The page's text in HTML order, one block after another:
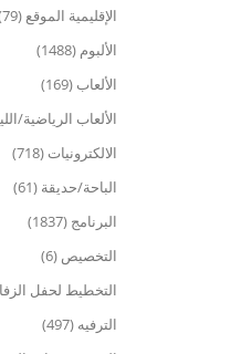
الإقليمية الموقع (79)
الألبوم (1488)
الألعاب (169)
الألعاب الرياضية/
الالكترونيات (718)
الباحة/حديقة (61)
البرنامج (1837)
التخصيص (6)
التخطيط لحفل
الترفيه (497)